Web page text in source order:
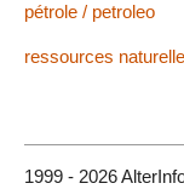
pétrole / petroleo
ressources
1999 - 2026